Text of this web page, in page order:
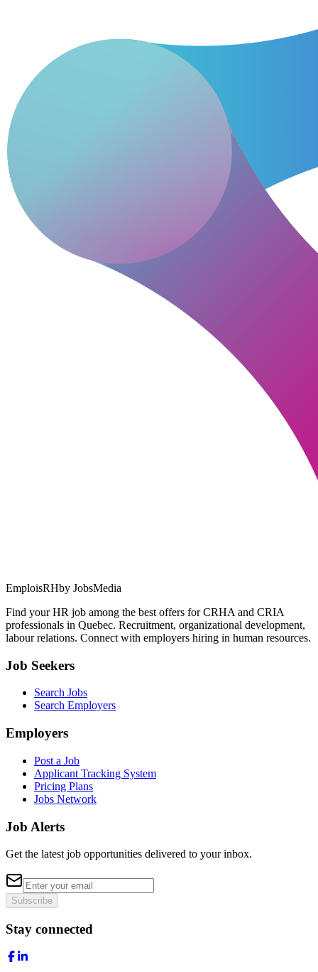
EmploisRHby JobsMedia
Find your HR job among the best offers for CRHA and CRIA
professionals in Quebec. Recruitment, organizational development,
labour relations. Connect with employers hiring in human resources.
Job Seekers
Search Jobs
Search Employers
Employers
Post a Job
Applicant Tracking System
Pricing Plans
Jobs Network
Job Alerts
Get the latest job opportunities delivered to your inbox.
Subscribe
Stay connected